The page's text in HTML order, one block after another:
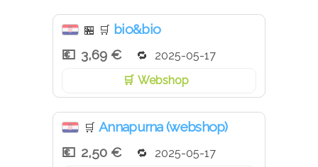
🏪 🛒 bio&bio
3,69 €
2025-05-17
Webshop
🛒 Annapurna (webshop)
2,50 €
2025-05-17